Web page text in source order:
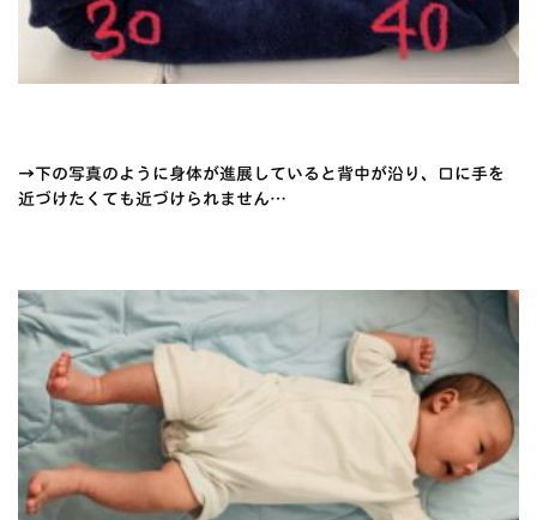
→下の写真のように身体が進展していると背中が沿り、口に手を
近づけたくても近づけられません…